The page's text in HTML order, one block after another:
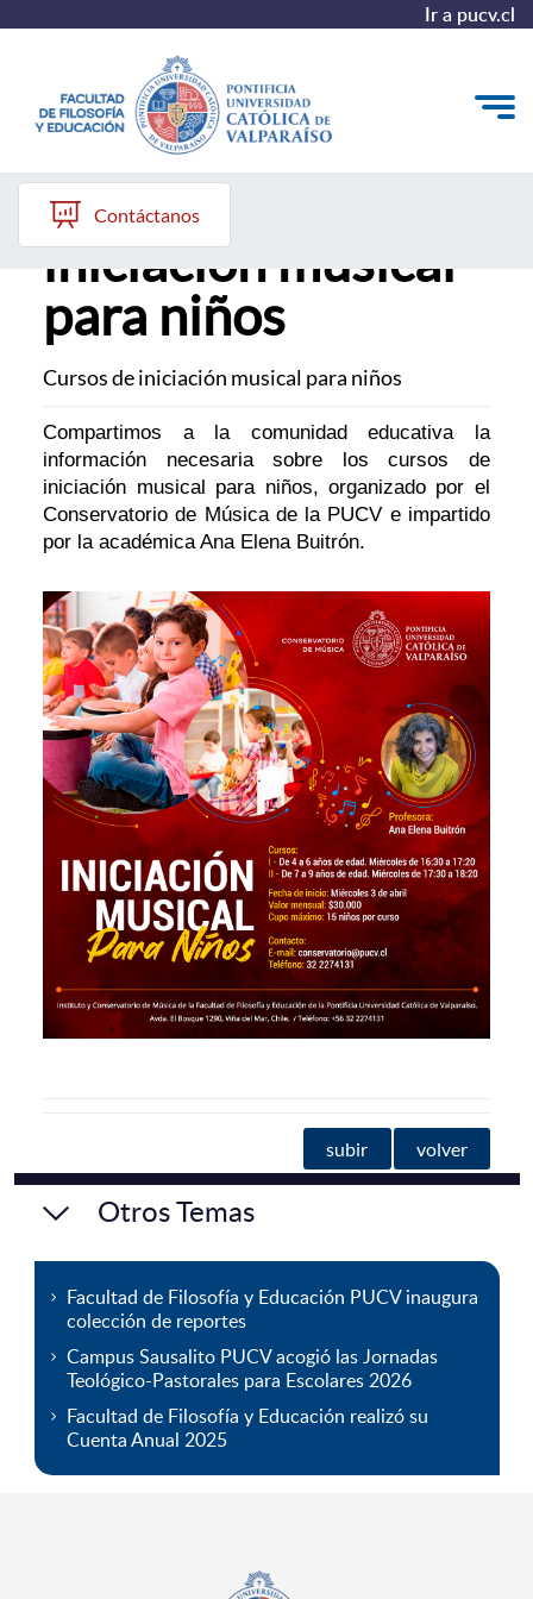
Ir a pucv.cl
Quiénes somos
Líneas de trabajo 2025-2028
Historia
Contáctanos
Cursos de
iniciación musical
para niños
Cursos de iniciación musical para niños
Compartimos a la comunidad educativa la
información necesaria sobre los cursos de
iniciación musical para niños, organizado por el
Conservatorio de Música de la PUCV e impartido
por la académica Ana Elena Buitrón.
subir volver
Otros Temas
Facultad de Filosofía y Educación PUCV inaugura
colección de reportes
Campus Sausalito PUCV acogió las Jornadas
Teológico-Pastorales para Escolares 2026
Facultad de Filosofía y Educación realizó su
Cuenta Anual 2025